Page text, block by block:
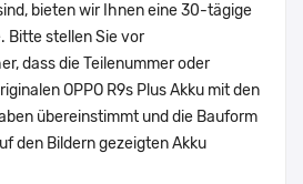
bieten wir Ihnen eine 30-tägige
Bitte stellen Sie vor
dass die Teilenummer oder
OPPO R9s Plus Akku mit den
übereinstimmt und die Bauform
den Bildern gezeigten Akku